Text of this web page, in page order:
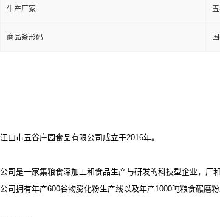
生产厂家
商品条形码
江山市五谷庄园食品有限公司成立于2016年。
公司是一家集粮食深加工和食品生产与研发的科技型企业，厂
公司拥有年产600谷物膨化粉生产线以及年产1000吨粮食碾磨粉